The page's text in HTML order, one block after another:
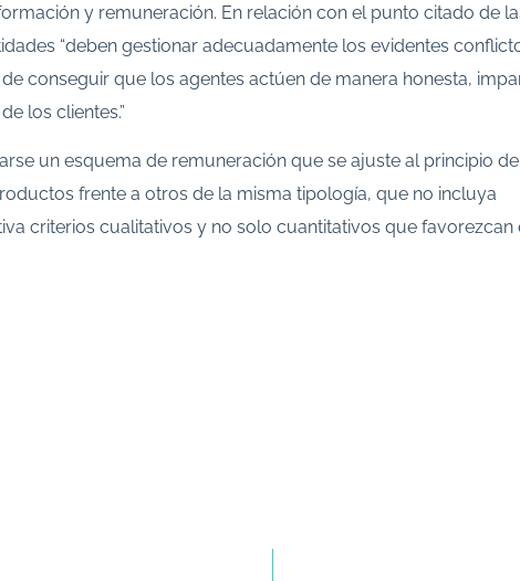
y remuneración. En relación con el punto citado de
“deben gestionar adecuadamente los evidentes
conseguir que los agentes actúen de manera honesta,
los clientes.”
un esquema de remuneración que se ajuste al principio de
frente a otros de la misma tipología, que no incluya
criterios cualitativos y no solo cuantitativos que favorezcan